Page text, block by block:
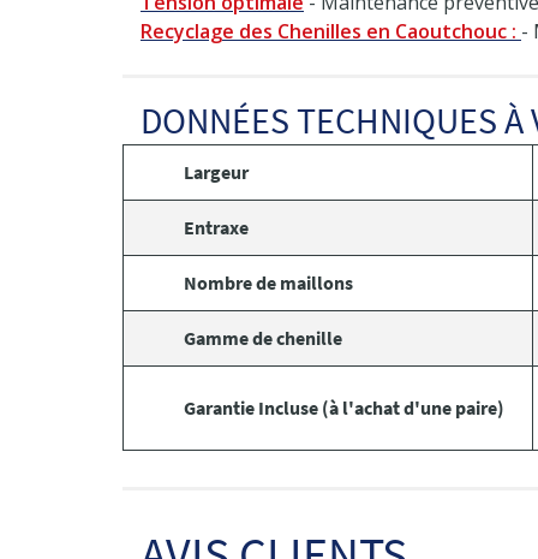
Recyclage des Chenilles en Caoutchouc : -
DONNÉES TECHNIQUES À
Largeur
Entraxe
Nombre de maillons
Gamme de chenille
Garantie Incluse (à l'achat d'une paire)